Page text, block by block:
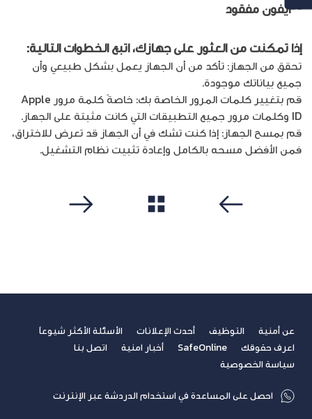
إذا تمكنت من العثور على جهازك، اتبع الخطوات التالية:
تحقق من الجهاز: تأكد من أن الجهاز يعمل بشكل طبيعي وأن
جميع بياناتك موجودة.
قم بتغيير كلمات المرور الخاصة بك: خاصةً كلمة مرور Apple
ID وكلمات مرور جميع التطبيقات التي كانت مثبتة على الجهاز.
قم بمسح الجهاز: إذا كنت تشك في أن الجهاز قد تعرض للاختراق،
فمن الأفضل مسحه بالكامل وإعادة تثبيت نظام التشغيل.
عن أمنية التوظيف أحدث الإعلانات
الأسئلة الأكثر شيوعاً
اعرف حقوقك
SafeOnline أخبار امنية
اتصل بنا
سياسة الخصوصية
احصل على المساعدة في استخدام الدردشة عبر الإنترنت